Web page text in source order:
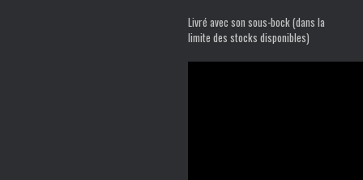
Livré avec son sous-bock (dans la
limite des stocks disponibles)